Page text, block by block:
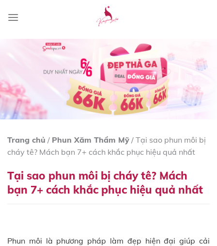
Trang chủ / Phun Xăm Thẩm Mỹ / Tại sao phun môi bị
cháy tê? Mách bạn 7+ cách khắc phục hiệu quả nhất
Tại sao phun môi bị cháy tê? Mách
bạn 7+ cách khắc phục hiệu quả nhất
Phun môi là phương pháp làm đẹp hiện đại giúp cải